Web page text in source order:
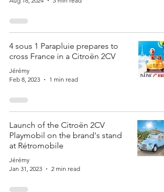
4 sous 1 Parapluie prepares to
cross France in a Citroën 2CV
Jérémy
Feb 8, 2023
1 min read
Launch of the Citroën 2CV
Playmobil on the brand's stand
at Rétromobile
Jérémy
Jan 31, 2023
2 min read